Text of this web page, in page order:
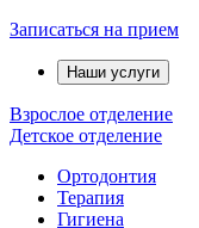
Записаться на прием
Наши услуги
Взрослое отделение
Детское отделение
Ортодонтия
Терапия
Гигиена